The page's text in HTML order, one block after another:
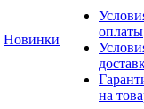
Новинки
оплаты
на